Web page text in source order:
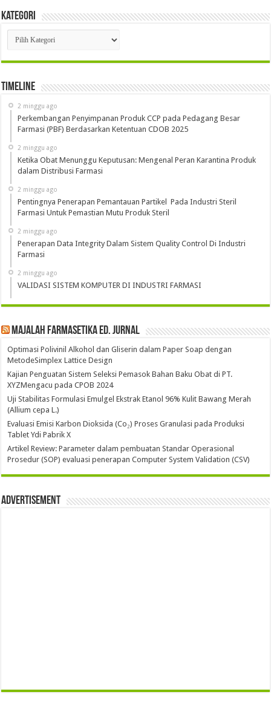
Kategori
Kategori
Timeline
2 minggu ago
Perkembangan Penyimpanan Produk CCP pada Pedagang Besar
Farmasi (PBF) Berdasarkan Ketentuan CDOB 2025
2 minggu ago
Ketika Obat Menunggu Keputusan: Mengenal Peran Karantina Produk
dalam Distribusi Farmasi
2 minggu ago
Pentingnya Penerapan Pemantauan Partikel Pada Industri Steril
Farmasi Untuk Pemastian Mutu Produk Steril
2 minggu ago
Penerapan Data Integrity Dalam Sistem Quality Control Di Industri
Farmasi
2 minggu ago
VALIDASI SISTEM KOMPUTER DI INDUSTRI FARMASI
Majalah Farmasetika Ed. Jurnal
Optimasi Polivinil Alkohol dan Gliserin dalam Paper Soap dengan
MetodeSimplex Lattice Design
Kajian Penguatan Sistem Seleksi Pemasok Bahan Baku Obat di PT.
XYZMengacu pada CPOB 2024
Uji Stabilitas Formulasi Emulgel Ekstrak Etanol 96% Kulit Bawang Merah
(Allium cepa L.)
Evaluasi Emisi Karbon Dioksida (Co₂) Proses Granulasi pada Produksi
Tablet Ydi Pabrik X
Artikel Review: Parameter dalam pembuatan Standar Operasional
Prosedur (SOP) evaluasi penerapan Computer System Validation (CSV)
Advertisement